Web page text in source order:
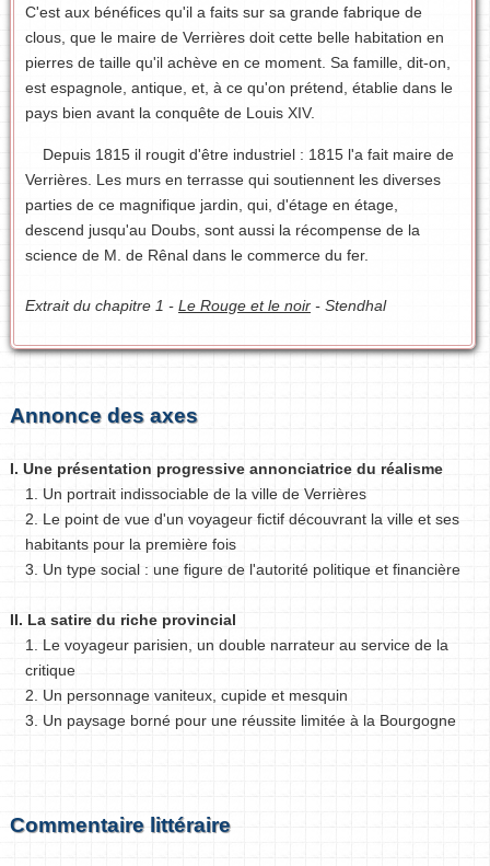
C'est aux bénéfices qu'il a faits sur sa grande fabrique de
clous, que le maire de Verrières doit cette belle habitation en
pierres de taille qu'il achève en ce moment. Sa famille, dit-on,
est espagnole, antique, et, à ce qu'on prétend, établie dans le
pays bien avant la conquête de Louis XIV.
Depuis 1815 il rougit d'être industriel : 1815 l'a fait maire de
Verrières. Les murs en terrasse qui soutiennent les diverses
parties de ce magnifique jardin, qui, d'étage en étage,
descend jusqu'au Doubs, sont aussi la récompense de la
science de M. de Rênal dans le commerce du fer.
Extrait du chapitre 1 - Le Rouge et le noir - Stendhal
Annonce des axes
I. Une présentation progressive annonciatrice du réalisme
1. Un portrait indissociable de la ville de Verrières
2. Le point de vue d'un voyageur fictif découvrant la ville et ses
habitants pour la première fois
3. Un type social : une figure de l'autorité politique et financière
II. La satire du riche provincial
1. Le voyageur parisien, un double narrateur au service de la
critique
2. Un personnage vaniteux, cupide et mesquin
3. Un paysage borné pour une réussite limitée à la Bourgogne
Commentaire littéraire